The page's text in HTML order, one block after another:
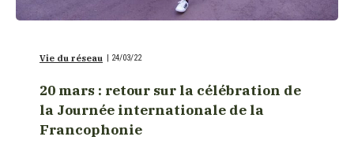
Vie du réseau 24/03/22
20 mars : retour sur la célébration de
la Journée internationale de la
Francophonie